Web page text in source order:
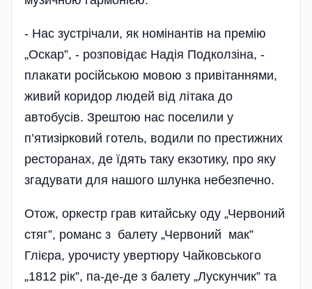
- Нас зустрічали, як номінантів на премію
„Оскар”, - розповідає Надія Подколзіна, -
плакати російською мовою з привітаннями,
живий коридор людей від літака до
автобусів. Зрештою нас поселили у
п’ятизірковий готель, водили по престижних
ресторанах, де їдять таку екзотику, про яку
згадувати для нашого шлунка небезпечно.
Отож, оркестр грав китай­ську оду „Червоний
стяг”, романс з балету „Червоний мак”
Глієра, урочисту увертюру Чайковського
„1812 рік”, па-де-де з балету „Лускунчик” та